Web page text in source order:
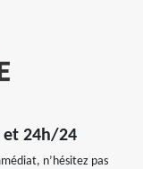
et 24h/24
n’hésitez pas